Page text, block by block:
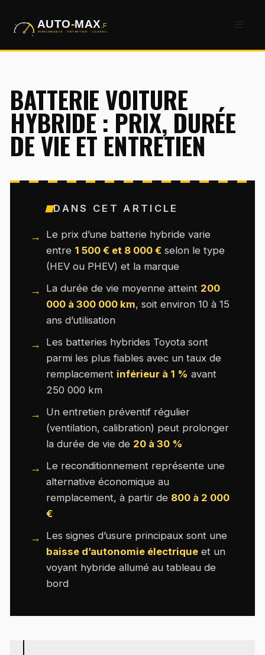
BATTERIE VOITURE
HYBRIDE : PRIX, DURÉE
DE VIE ET ENTRETIEN
DANS CET ARTICLE
Le prix d’une batterie hybride varie
entre 1 500 € et 8 000 € selon le type
(HEV ou PHEV) et la marque
La durée de vie moyenne atteint 200
000 à 300 000 km, soit environ 10 à 15
ans d’utilisation
Les batteries hybrides Toyota sont
parmi les plus fiables avec un taux de
remplacement inférieur à 1 % avant
250 000 km
Un entretien préventif régulier
(ventilation, calibration) peut prolonger
la durée de vie de 20 à 30 %
Le reconditionnement représente une
alternative économique au
remplacement, à partir de 800 à 2 000
€
Les signes d’usure principaux sont une
baisse d’autonomie électrique et un
voyant hybride allumé au tableau de
bord